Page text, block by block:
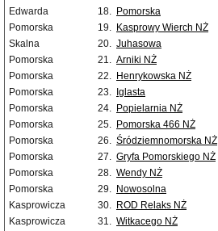
Edwarda
18. Pomorska
Pomorska
19. Kasprowy Wierch NŻ
Skalna
20. Juhasowa
Pomorska
21. Arniki NŻ
Pomorska
22. Henrykowska NŻ
Pomorska
23. Iglasta
Pomorska
24. Popielarnia NŻ
Pomorska
25. Pomorska 466 NŻ
Pomorska
26. Śródziemnomorska NŻ
Pomorska
27. Gryfa Pomorskiego NŻ
Pomorska
28. Wendy NŻ
Pomorska
29. Nowosolna
Kasprowicza
30. ROD Relaks NŻ
Kasprowicza
31. Witkacego NŻ